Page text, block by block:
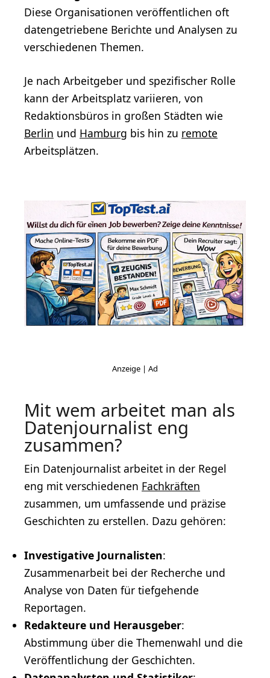
Diese Organisationen veröffentlichen oft
datengetriebene Berichte und Analysen zu
verschiedenen Themen.
Je nach Arbeitgeber und spezifischer Rolle
kann der Arbeitsplatz variieren, von
Redaktionsbüros in großen Städten wie
Berlin und Hamburg bis hin zu remote
Arbeitsplätzen.
Mit wem arbeitet man als
Datenjournalist eng
zusammen?
Ein Datenjournalist arbeitet in der Regel
eng mit verschiedenen Fachkräften
zusammen, um umfassende und präzise
Geschichten zu erstellen. Dazu gehören:
Investigative Journalisten:
Zusammenarbeit bei der Recherche und
Analyse von Daten für tiefgehende
Reportagen.
Redakteure und Herausgeber:
Abstimmung über die Themenwahl und die
Veröffentlichung der Geschichten.